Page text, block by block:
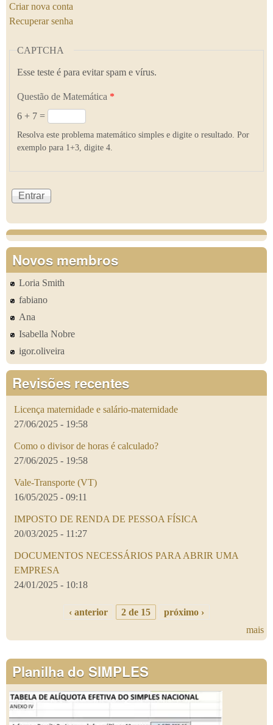
Criar nova conta
Recuperar senha
CAPTCHA
Esse teste é para evitar spam e vírus.
Questão de Matemática *
6 + 7 =
Resolva este problema matemático simples e digite o resultado. Por
exemplo para 1+3, digite 4.
Novos membros
Loria Smith
fabiano
Ana
Isabella Nobre
igor.oliveira
Revisões recentes
Licença maternidade e salário-maternidade
27/06/2025 - 19:58
Como o divisor de horas é calculado?
27/06/2025 - 19:58
Vale-Transporte (VT)
16/05/2025 - 09:11
IMPOSTO DE RENDA DE PESSOA FÍSICA
20/03/2025 - 11:27
DOCUMENTOS NECESSÁRIOS PARA ABRIR UMA
EMPRESA
24/01/2025 - 10:18
‹ anterior 2 de 15
próximo ›
mais
Planilha do SIMPLES